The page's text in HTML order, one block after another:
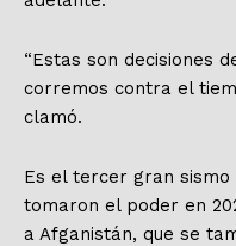
“Estas son decisiones
corremos contra el
clamó.
Es el tercer gran
tomaron el poder en
a Afganistán, que se